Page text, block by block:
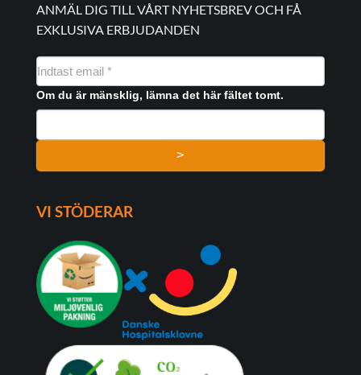
ANMÄL DIG TILL VÅRT NYHETSBREV OCH FÅ
EXKLUSIVA ERBJUDANDEN
NYHEDSMAIL
FORMULAR
Om du är mänsklig, lämna det här fältet tomt.
>
VI STÖDERAR